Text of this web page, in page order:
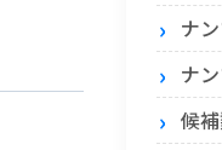
ナ
ナ
候補数字